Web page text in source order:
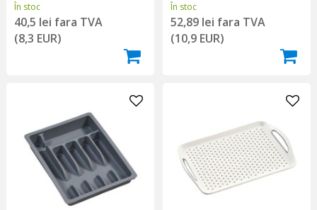
În stoc
40,5 lei fara TVA
(8,3 EUR)
În stoc
52,89 lei fara TVA
(10,9 EUR)